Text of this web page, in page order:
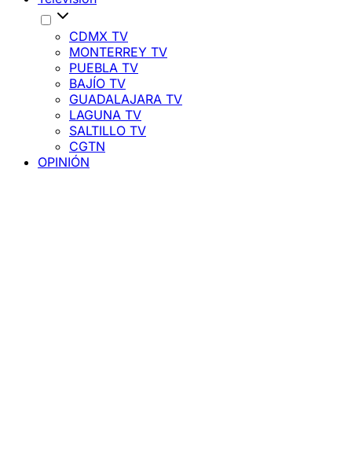
CDMX TV
MONTERREY TV
PUEBLA TV
BAJÍO TV
GUADALAJARA TV
LAGUNA TV
SALTILLO TV
CGTN
OPINIÓN